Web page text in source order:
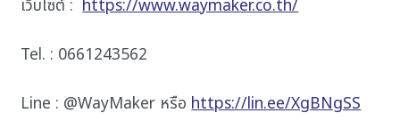
เว็บไซต์ :https://www.waymaker.co.th/
Tel. : 0661243562
Line : @WayMaker หรือhttps://lin.ee/XgBNgSS